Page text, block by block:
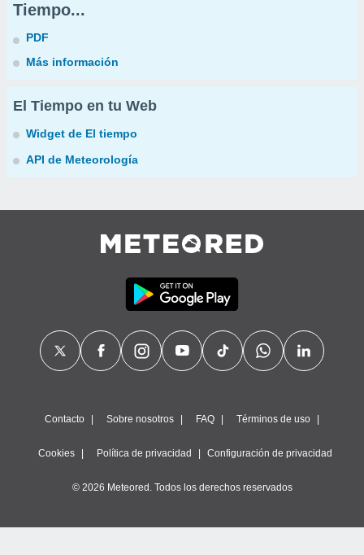
Tiempo...
PDF
Más información
El Tiempo en tu Web
Widget de El tiempo
API de Meteorología
Contacto Sobre nosotros FAQ Términos de uso
Cookies Política de privacidad Configuración de privacidad
© 2026 Meteored. Todos los derechos reservados